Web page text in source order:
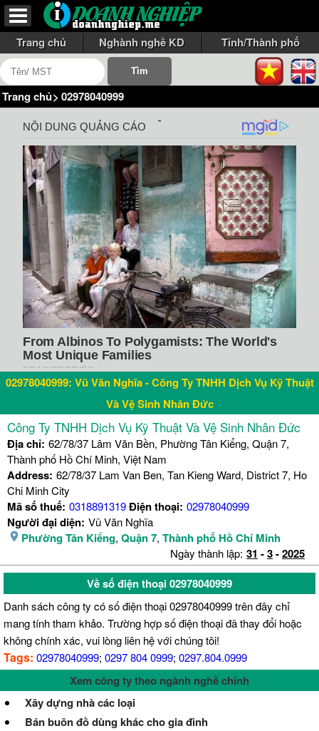
Trang chủ Nghành nghề KD Tỉnh/Thành phố
Trang chủ> 02978040999
02978040999: Vũ Văn Nghĩa - Công Ty TNHH Dịch Vụ Kỹ Thuật
Và Vệ Sinh Nhân Đức
Công Ty TNHH Dịch Vụ Kỹ Thuật Và Vệ Sinh Nhân Đức
Địa chỉ: 62/78/37 Lâm Văn Bền, Phường Tân Kiểng, Quận 7,
Thành phố Hồ Chí Minh, Việt Nam
Address: 62/78/37 Lam Van Ben, Tan Kieng Ward, District 7, Ho
Chi Minh City
Mã số thuế: 0318891319Điện thoại: 02978040999
Người đại diện: Vũ Văn Nghĩa
Phường Tân Kiểng, Quận 7, Thành phố Hồ Chí Minh
Ngày thành lập: 31 -3-2025
Về số điện thoại 02978040999
Danh sách công ty có số điện thoại 02978040999 trên đây chỉ
mang tính tham khảo. Trường hợp số điện thoại đã thay đổi hoặc
không chính xác, vui lòng liên hệ với chúng tôi!
Tags: 02978040999; 0297 804 0999; 0297.804.0999
Xem công ty theo ngành nghề chính
Xây dựng nhà các loại
Bán buôn đồ dùng khác cho gia đình